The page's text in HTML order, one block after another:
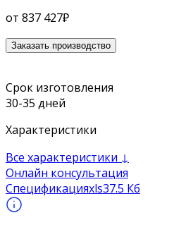
от 837 427₽
Заказать производство
Срок изготовления
30-35 дней
Характеристики
Все характеристики ↓
Онлайн консультация
Спецификацияxls37.5 Кб